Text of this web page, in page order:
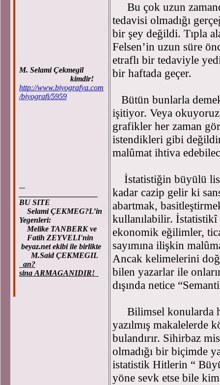
M. Selami Çekmegil
kimdir!
http://www.biyografya.com
/biyografi/5959
BU SITE
Selami ÇEKMEG?L’in
Yegenleri:
Melike TANBERK ve
Fatih ZEYVELI'nin
beyaz.net ekibi ile birlikte
M.Said ÇEKMEGIL
an?
sina ARMAGANIDIR!
Bu çok uzun
tedavisi olmadığı
bir şey değildi. Tıpla
Felsen’in uzun süre
etraflı bir tedaviyle
bir haftada geçer.
Bütün bunlarla
işitiyor. Veya
grafikler her zaman
istendikleri gibi
malûmat ihtiva
İstatistiğin büyülü
kadar cazip gelir ki
abartmak,
kullanılabilir.
ekonomik eğilimler,
sayımına ilişkin
Ancak kelimelerini
bilen yazarlar ile
dışında netice
Bilimsel konularda
yazılmış makalelerde
bulandırır. Sihirbaz
olmadığı bir biçimde
istatistik Hitlerin “
yöne sevk etse bile